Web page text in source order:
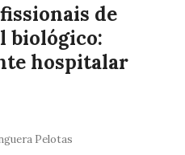
de
biológico:
hospitalar
Pelotas